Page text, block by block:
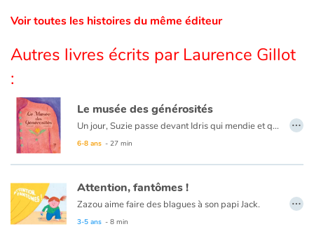
Médiathèques
Vidéos & Tutoriaux
Blog
Actualités
Par thématique
Rencontres et témoignages
Voir toutes les histoires du même éditeur
Autres livres écrits par Laurence Gillot
:
Le musée des générosités
Un jour, Suzie passe devant Idris qui mendie et qui a froid. Elle lui donne discrètement son gilet. Bien des années plus tard, Suzie et Idris, grands ados, se retrouveront de manière improbable dans un musée. « Le musée des générosités » met en lumière la puissance de tous ces actes bienveillants, invisibles et gratuits qui, tous les jours, créent de la fraternité. Un petit cahier d’images est placé avant l’épilogue pour que le lecteur « avance seul » dans le temps.
6-8 ans - 27 min
…
Attention, fantômes !
Zazou aime faire des blagues à son papi Jack.
3-5 ans - 8 min
…